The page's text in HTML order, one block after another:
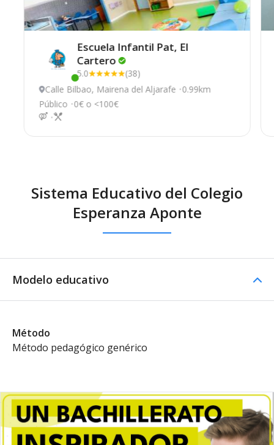
Este centro ha estado online recientemente
Escuela Infantil Pat, El
Cartero
5.0
(38)
Calle Bilbao, Mairena del Aljarafe 0.99km
Público 0€ o <100€
Sistema Educativo del Colegio
Esperanza Aponte
Modelo educativo
Método
Método pedagógico genérico